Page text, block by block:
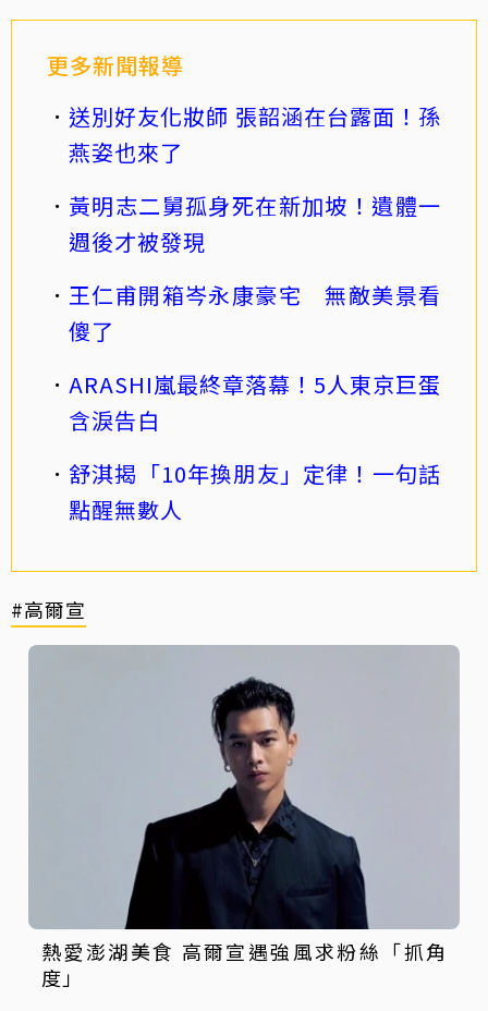
更多新聞報導
送別好友化妝師 張韶涵在台露面！孫
燕姿也來了
黃明志二舅孤身死在新加坡！遺體一
週後才被發現
王仁甫開箱岑永康豪宅 無敵美景看
傻了
ARASHI嵐最終章落幕！5人東京巨蛋
含淚告白
舒淇揭「10年換朋友」定律！一句話
點醒無數人
#高爾宣
熱愛澎湖美食 高爾宣遇強風求粉絲「抓角
度」